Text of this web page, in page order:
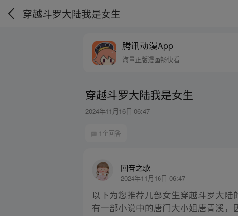
穿越斗罗大陆我是女生
腾讯动漫App
海量正版漫画畅快看
穿越斗罗大陆我是女生
2024年11月16日 06:47
1个回答
回音之歌
2024年11月16日 06:47
以下为您推荐几部女生穿越斗罗大陆
有一部小说中的唐门大小姐唐青溪